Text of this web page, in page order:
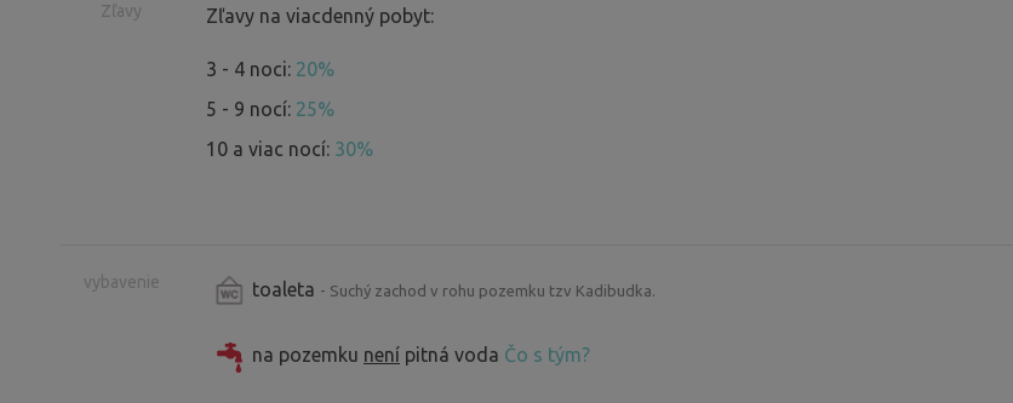
Zľavy Zľavy na viacdenný pobyt:
3 - 4 noci: 20%
5 - 9 nocí: 25%
10 a viac nocí: 30%
vybavenie toaleta - Suchý zachod v rohu pozemku tzv Kadibudka.
na pozemku není pitná voda Čo s tým?